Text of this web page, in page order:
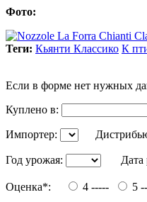
Фото:
Теги: Кьянти Классико К
Если в форме нет нужных
Куплено в:
Импортер:
Год урожая: Дата
Оценка*: 4 ----- 5